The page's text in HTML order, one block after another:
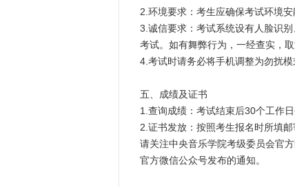
2.环境要求：考生应确保考试环境安
3.诚信要求：考试系统设有人脸识
考试。如有舞弊行为，一经查实，取
4.考试时请务必将手机调整为勿扰
五、成绩及证书
1.查询成绩：考试结束后30个工作日
2.证书发放：按照考生报名时所填
请关注中央音乐学院考级委员会官方
官方微信公众号发布的通知。